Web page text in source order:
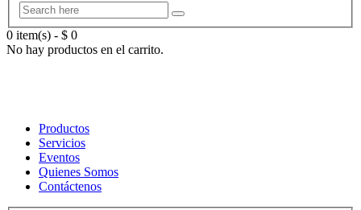
0 item(s) - $ 0
No hay productos en el carrito.
Productos
Servicios
Eventos
Quienes Somos
Contáctenos